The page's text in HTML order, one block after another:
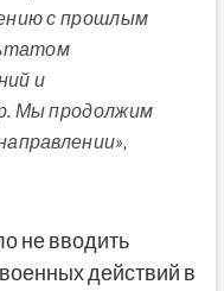
с прошлым
и
Мы продолжим
не вводить
действий в